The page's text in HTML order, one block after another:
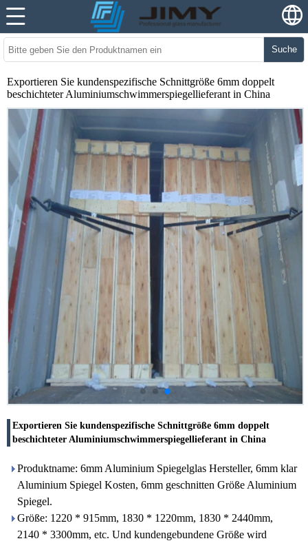
Suche
Exportieren Sie kundenspezifische Schnittgröße 6mm doppelt
beschichteter Aluminiumschwimmerspiegellieferant in China
Exportieren Sie kundenspezifische Schnittgröße 6mm doppelt
beschichteter Aluminiumschwimmerspiegellieferant in China
Produktname: 6mm Aluminium Spiegelglas Hersteller, 6mm klar
Aluminium Spiegel Kosten, 6mm geschnitten Größe Aluminium
Spiegel.
Größe: 1220 * 915mm, 1830 * 1220mm, 1830 * 2440mm,
2140 * 3300mm, etc. Und kundengebundene Größe wird